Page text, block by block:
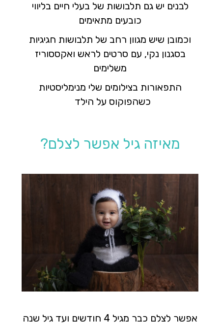
לבנים יש גם תלבושות של בעלי חיים בליווי
כובעים מתאימים
וכמובן שיש מגוון רחב של תלבושות חגיגיות
בסגנון נקי, עם סרטים לראש ואקססוריז
משלימים
התפאורות בצילומים שלי מנימליסטיות
כשהפוקוס על הילד
מאיזה גיל אפשר לצלם?
אפשר לצלם כבר מגיל 4 חודשים ועד גיל שנה